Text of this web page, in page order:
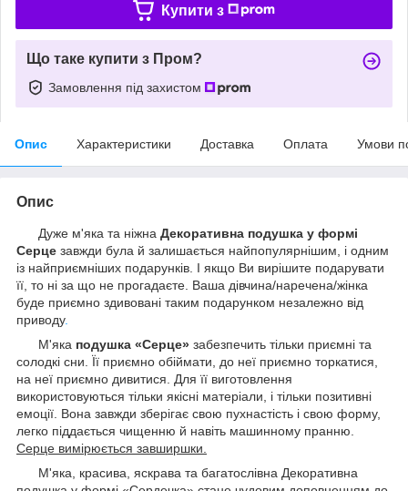
Купити з
Що таке купити з Пром?
Замовлення під захистом
Опис Характеристики Доставка Оплата Умови
Опис
Дуже м'яка та ніжна Декоративна подушка у формі
Серце завжди була й залишається найпопулярнішим, і одним
із найприємніших подарунків. І якщо Ви вирішите подарувати
її, то ні за що не прогадаєте. Ваша дівчина/наречена/жінка
буде приємно здивовані таким подарунком незалежно від
приводу.
М'яка подушка «Серце» забезпечить тільки приємні та
солодкі сни. Її приємно обіймати, до неї приємно торкатися,
на неї приємно дивитися. Для її виготовлення
використовуються тільки якісні матеріали, і тільки позитивні
емоції. Вона завжди зберігає свою пухнастість і свою форму,
легко піддається чищенню й навіть машинному пранню.
Серце вимірюється завширшки.
М'яка, красива, яскрава та багатослівна Декоративна